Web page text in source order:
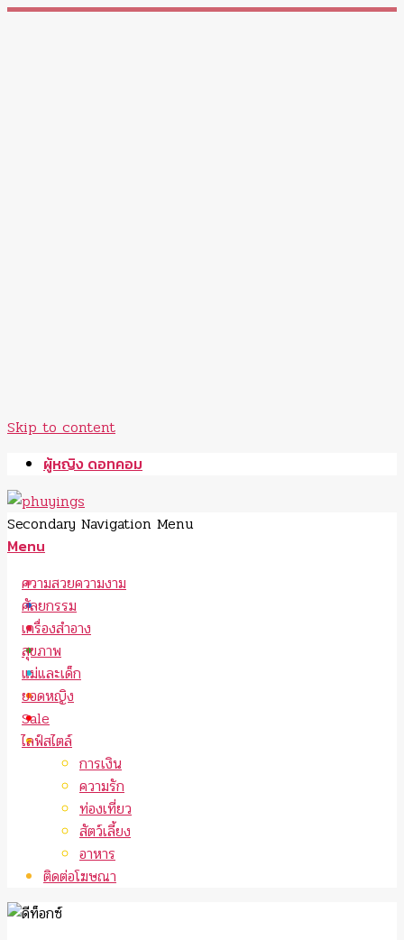
Skip to content
ผู้หญิง ดอทคอม
Secondary Navigation Menu
Menu
ความสวยความงาม
ศัลยกรรม
เครื่องสำอาง
สุขภาพ
แม่และเด็ก
ยอดหญิง
Sale
ไลฟ์สไตล์
การเงิน
ความรัก
ท่องเที่ยว
สัตว์เลี้ยง
อาหาร
ติดต่อโฆษณา